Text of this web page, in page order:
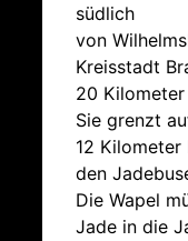
südlich
von
Kreisstadt
20
Sie grenzt
12 Kilometer
den
Die Wapel
Jade in die